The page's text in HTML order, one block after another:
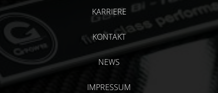
KARRIERE
KONTAKT
NEWS
IMPRESSUM